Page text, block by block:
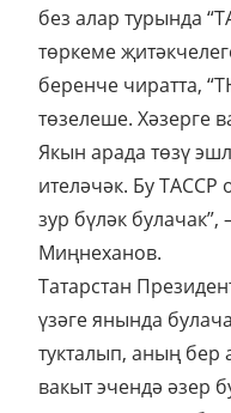
без алар турында
төркеме
беренче чиратта,
төзелеше. Хәзерге
Якын арада төзү
ителәчәк. Бу
зур бүләк
Миңнеханов.
Татарстан
үзәге янында
тукталып, аның
вакыт эчендә әзер